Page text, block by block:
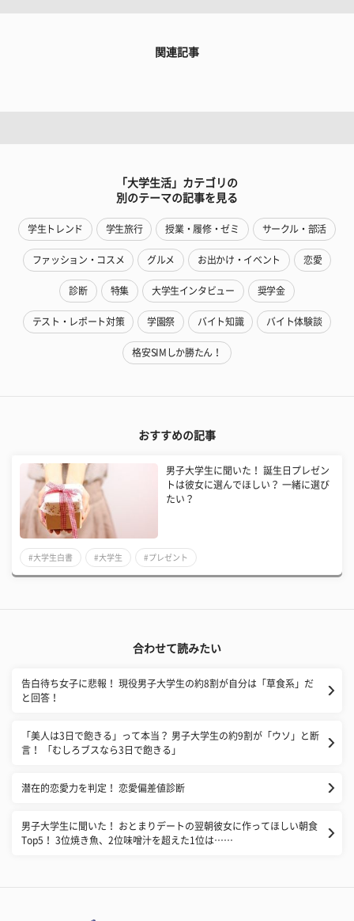
関連記事
「大学生活」カテゴリの
別のテーマの記事を見る
学生トレンド 学生旅行 授業・履修・ゼミ サークル・部活
ファッション・コスメ グルメ お出かけ・イベント 恋愛
診断 特集 大学生インタビュー 奨学金
テスト・レポート対策 学園祭 バイト知識 バイト体験談
格安SIMしか勝たん！
おすすめの記事
男子大学生に聞いた！ 誕生日プレゼン
トは彼女に選んでほしい？ 一緒に選び
たい？
#大学生白書 #大学生 #プレゼント
合わせて読みたい
告白待ち女子に悲報！ 現役男子大学生の約8割が自分は「草食系」だ
と回答！
「美人は3日で飽きる」って本当？ 男子大学生の約9割が「ウソ」と断
言！ 「むしろブスなら3日で飽きる」
潜在的恋愛力を判定！ 恋愛偏差値診断
男子大学生に聞いた！ おとまりデートの翌朝彼女に作ってほしい朝食
Top5！ 3位焼き魚、2位味噌汁を超えた1位は……